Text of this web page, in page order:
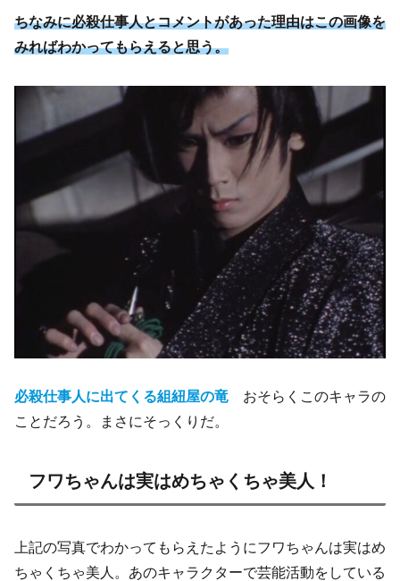
ちなみに必殺仕事人とコメントがあった理由はこの画像を
みればわかってもらえると思う。
必殺仕事人に出てくる組紐屋の竜 おそらくこのキャラの
ことだろう。まさにそっくりだ。
フワちゃんは実はめちゃくちゃ美人！
上記の写真でわかってもらえたようにフワちゃんは実はめ
ちゃくちゃ美人。あのキャラクターで芸能活動をしている